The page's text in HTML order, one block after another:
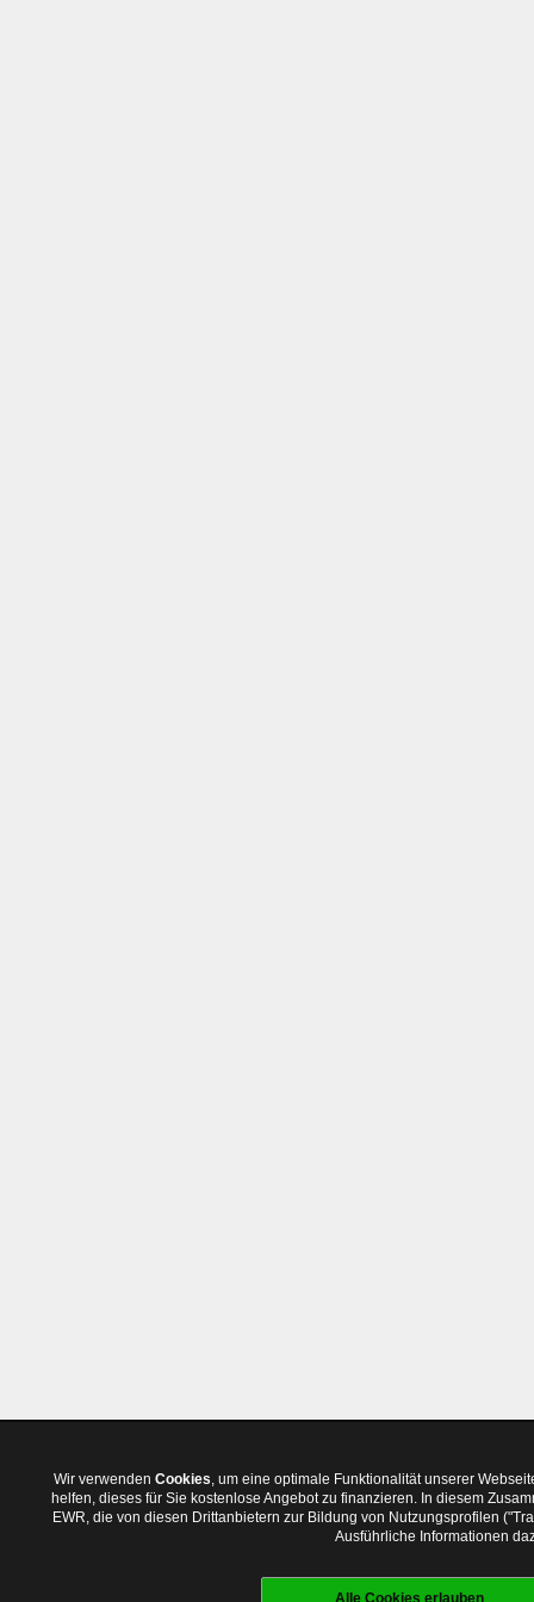
Wir verwenden Cookies, um eine optimale Funktionalität unserer
helfen, dieses für Sie kostenlose Angebot zu finanzieren. In diesem
EWR, die von diesen Drittanbietern zur Bildung von Nutzungsprofilen
Ausführliche Informationen
Alle Cookies erlauben